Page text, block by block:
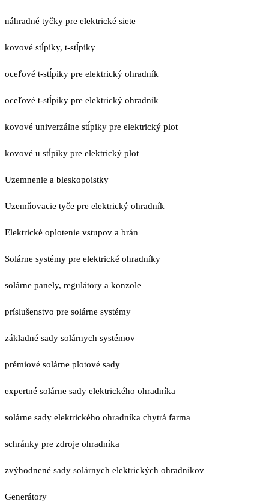
náhradné tyčky pre elektrické siete
kovové stĺpiky, t-stĺpiky
oceľové t-stĺpiky pre elektrický ohradník
oceľové t-stĺpiky pre elektrický ohradník
kovové univerzálne stĺpiky pre elektrický plot
kovové u stĺpiky pre elektrický plot
Uzemnenie a bleskopoistky
Uzemňovacie tyče pre elektrický ohradník
Elektrické oplotenie vstupov a brán
Solárne systémy pre elektrické ohradníky
solárne panely, regulátory a konzole
príslušenstvo pre solárne systémy
základné sady solárnych systémov
prémiové solárne plotové sady
expertné solárne sady elektrického ohradníka
solárne sady elektrického ohradníka chytrá farma
schránky pre zdroje ohradníka
zvýhodnené sady solárnych elektrických ohradníkov
Generátory